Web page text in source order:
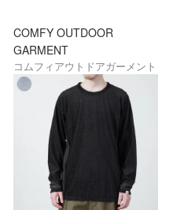
COMFY OUTDOOR
GARMENT
コムフィアウトドアガーメント